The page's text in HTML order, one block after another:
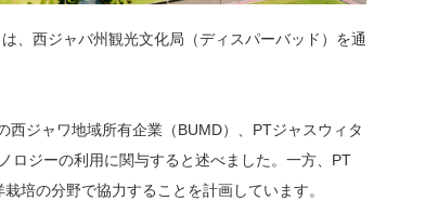
、西ジャバ州観光文化局（ディスパーバッド）を通
ジャワ地域所有企業（BUMD）、PTジャスウィタ
ロジーの利用に関与すると述べました。一方、PT
培の分野で協力することを計画しています。